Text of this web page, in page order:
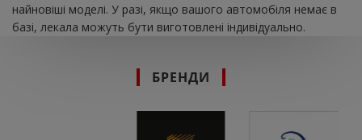
найновіші моделі. У разі, якщо вашого автомобіля немає в
базі, лекала можуть бути виготовлені індивідуально.
БРЕНДИ